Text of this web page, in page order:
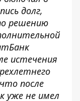
долг,
решению
истечения
после
уже не имел